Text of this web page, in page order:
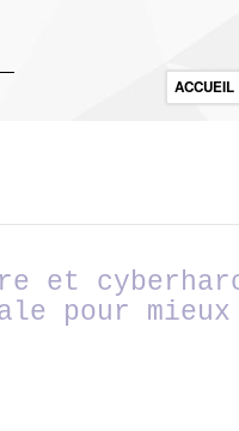
ACCUEIL
et
pour